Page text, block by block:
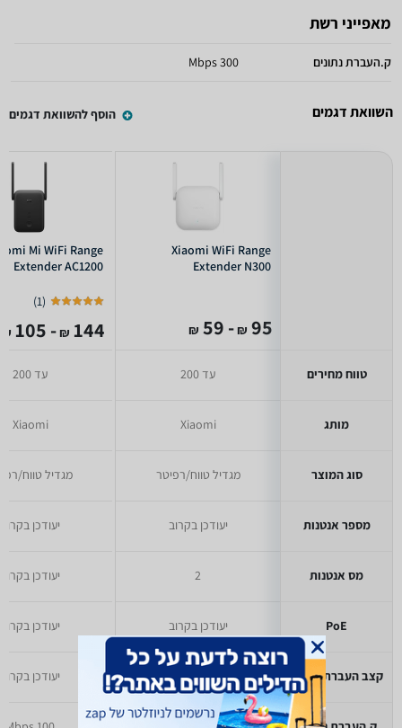
מאפייני רשת
ק.העברת נתונים 300 Mbps
השוואת דגמים הוסף להשוואת דגמים
טווח מחירים
מותג
סוג המוצר
מספר אנטנות
מס אנטנות
PoE
קצב העברת נתונים
Xiaomi WiFi Range
Extender N300
95
₪
- 59
₪
עד 200
Xiaomi
מגדיל טווח/רפיטר
יעודכן בקרוב
2
יעודכן בקרוב
יעודכן בקרוב
Mi WiFi Range
Extender AC1200
(
1
)
144
₪
- 105
₪
עד 200
Xiaomi
מגדיל טווח/
יעודכן בקרוב
יעודכן בקרוב
יעודכן בקרוב
יעודכן בקרוב